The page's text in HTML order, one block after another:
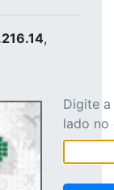
,
Digite
lado no